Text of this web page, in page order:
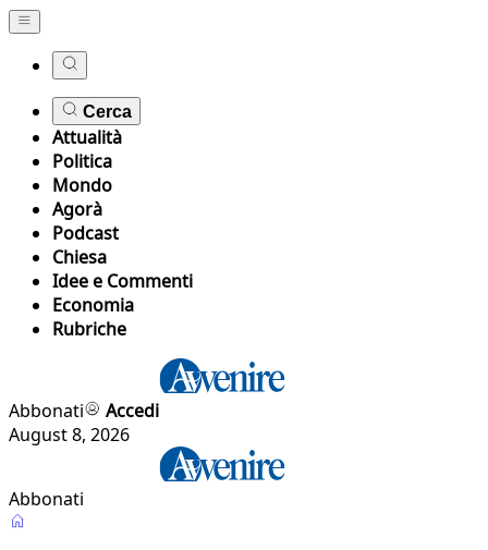
Cerca
Attualità
Politica
Mondo
Agorà
Podcast
Chiesa
Idee e Commenti
Economia
Rubriche
Abbonati
Accedi
August 8, 2026
Abbonati